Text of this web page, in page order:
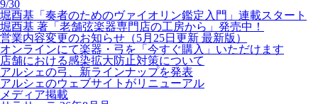
9/30
堀酉基「奏者のためのヴァイオリン鑑定入門」連載スタート
堀酉基 著「老舗弦楽器専門店の工房から」発売中！
営業内容変更のお知らせ（5月25日更新 最新版）
オンラインにて楽器・弓を「今すぐ購入」いただけます
店舗における感染拡大防止対策について
アルシェの弓、新ラインナップを発表
アルシェのウェブサイトがリニューアル
メディア掲載